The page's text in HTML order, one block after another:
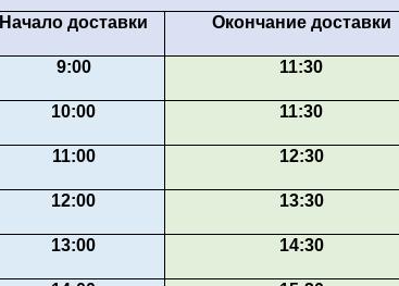
Начало доставки Окончание доставки
9:00 11:30
10:00 11:30
11:00 12:30
12:00 13:30
13:00 14:30